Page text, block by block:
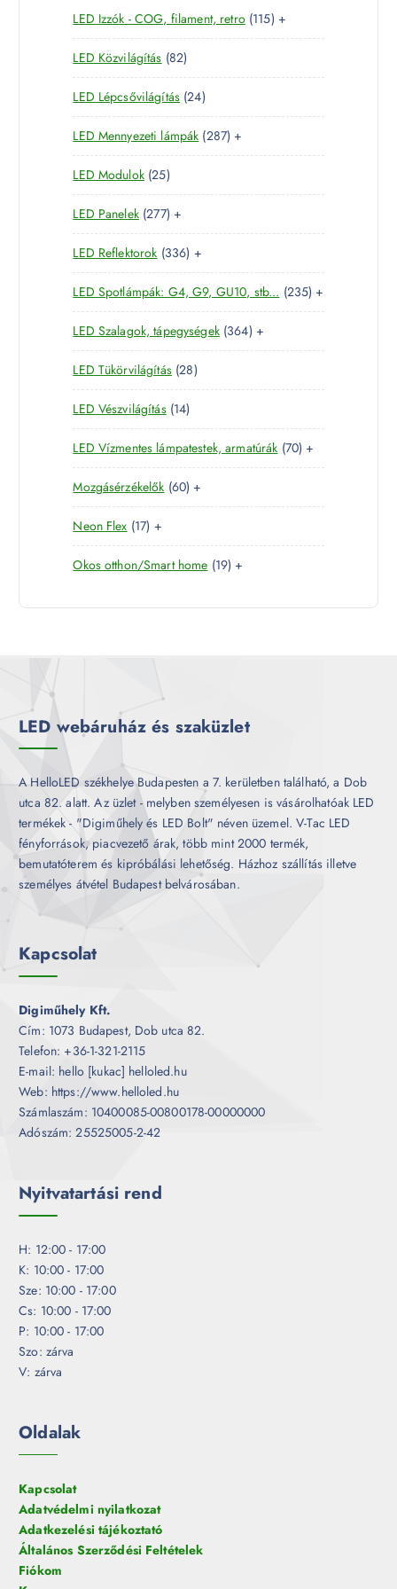
k
é
k
r
m
é
k
7
t
e
r
m
é
k
LED Izzók - COG, filament, retro 1151
1
t
r
é
+
LED Közvilágítás 828
2
t
e
r
m
k
LED Lépcsővilágítás 242
4
t
e
m
k
LED Mennyezeti lámpák 2872
8
t
r
é
k
+
LED Modulok 252
5
t
e
r
m
é
k
LED Panelek 2772
7
7
t
e
r
m
é
k
+
LED Reflektorok 3363
3
6
t
e
r
m
é
k
+
LED Spotlámpák: G4, G9, GU10, stb... 2352
3
t
r
é
k
+
LED Szalagok, tápegységek 3643
6
t
r
m
é
+
LED Tükörvilágítás 282
8
e
r
m
é
k
LED Vészvilágítás 141
4
t
e
r
m
k
LED Vízmentes lámpatestek, armatúrák 707
0
e
m
+
Mozgásérzékelők 606
0
e
r
é
+
Neon Flex 171
7
t
r
+
Okos otthon/Smart home 191
t
+
LED webáruház és szaküzlet
A HelloLED székhelye Budapesten a 7. kerületben található, a Dob
utca 82. alatt. Az üzlet - melyben személyesen is vásárolhatóak LED
termékek - "Digiműhely és LED Bolt" néven üzemel. V-Tac LED
fényforrások, piacvezető árak, több mint 2000 termék,
bemutatóterem és kipróbálási lehetőség. Házhoz szállítás illetve
személyes átvétel Budapest belvárosában.
Kapcsolat
Digiműhely Kft.
Cím: 1073 Budapest, Dob utca 82.
Telefon: +36-1-321-2115
E-mail: hello [kukac] helloled.hu
Web: https://www.helloled.hu
Számlaszám: 10400085-00800178-00000000
Adószám: 25525005-2-42
Nyitvatartási rend
H: 12:00 - 17:00
K: 10:00 - 17:00
Sze: 10:00 - 17:00
Cs: 10:00 - 17:00
P: 10:00 - 17:00
Szo: zárva
V: zárva
Oldalak
Kapcsolat
Adatvédelmi nyilatkozat
Adatkezelési tájékoztató
Általános Szerződési Feltételek
Fiókom